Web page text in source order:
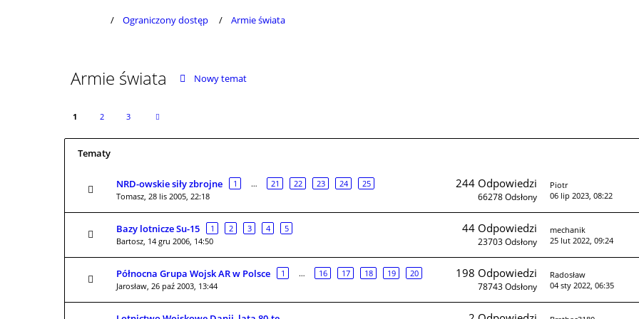
Ograniczony dostęp Armie świata
Armie świata Nowy temat
1 2 3
Tematy
NRD-owskie siły zbrojne 1 … 21 22 23 24
25
Tomasz, 28 lis 2005, 22:18
244 Odpowiedzi
66278Odsłony
Piotr
06 lip 2023, 08:22
Bazy lotnicze Su-15 1 2 3 4
5
Bartosz, 14 gru 2006, 14:50
44 Odpowiedzi
23703Odsłony
mechanik
25 lut 2022, 09:24
Północna Grupa Wojsk AR w Polsce 1 … 16 17 18 19
20
Jarosław, 26 paź 2003, 13:44
198 Odpowiedzi
78743Odsłony
Radosław
04 sty 2022, 06:35